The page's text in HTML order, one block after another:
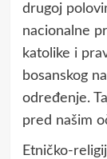
drugoj
nacionalne
katolike i
bosanskog
određenje.
pred našim
Etničko-